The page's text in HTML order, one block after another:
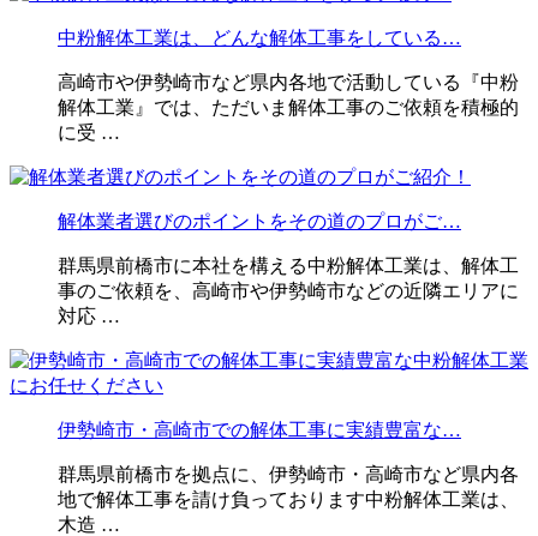
中粉解体工業は、どんな解体工事をしている…
高崎市や伊勢崎市など県内各地で活動している『中粉
解体工業』では、ただいま解体工事のご依頼を積極的
に受 …
解体業者選びのポイントをその道のプロがご…
群馬県前橋市に本社を構える中粉解体工業は、解体工
事のご依頼を、高崎市や伊勢崎市などの近隣エリアに
対応 …
伊勢崎市・高崎市での解体工事に実績豊富な…
群馬県前橋市を拠点に、伊勢崎市・高崎市など県内各
地で解体工事を請け負っております中粉解体工業は、
木造 …